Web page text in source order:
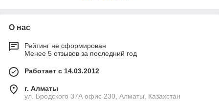
О нас
Рейтинг не сформирован
Менее 5 отзывов за последний год
Работает с 14.03.2012
г. Алматы
ул. Бродского 37А офис 230, Алматы, Казахстан